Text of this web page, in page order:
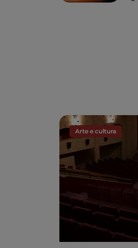
Arte e cultura